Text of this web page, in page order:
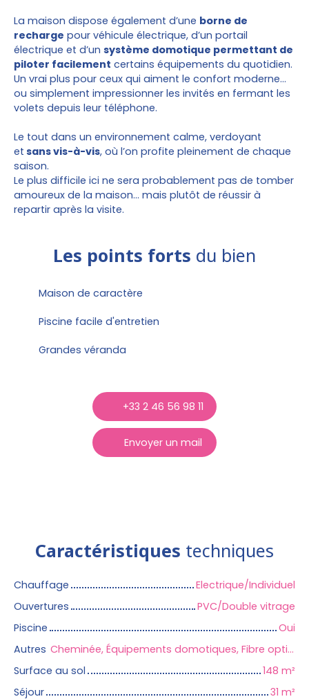
La maison dispose également d’une borne de
recharge pour véhicule électrique, d’un portail
électrique et d’un système domotique permettant de
piloter facilement certains équipements du quotidien.
Un vrai plus pour ceux qui aiment le confort moderne…
ou simplement impressionner les invités en fermant les
volets depuis leur téléphone.
Le tout dans un environnement calme, verdoyant
et sans vis-à-vis, où l’on profite pleinement de chaque
saison.
Le plus difficile ici ne sera probablement pas de tomber
amoureux de la maison… mais plutôt de réussir à
repartir après la visite.
Les points forts du bien
Maison de caractère
Piscine facile d'entretien
Grandes véranda
+33 2 46 56 98 11
Envoyer un mail
Caractéristiques techniques
Chauffage
Electrique/Individuel
Ouvertures
PVC/Double vitrage
Piscine
Oui
Autres
Cheminée, Équipements domotiques, Fibre optique, Portail motorisé, Système d'alarme, Visiophone, Volets électriques
Surface au sol
148 m²
Séjour
31 m²